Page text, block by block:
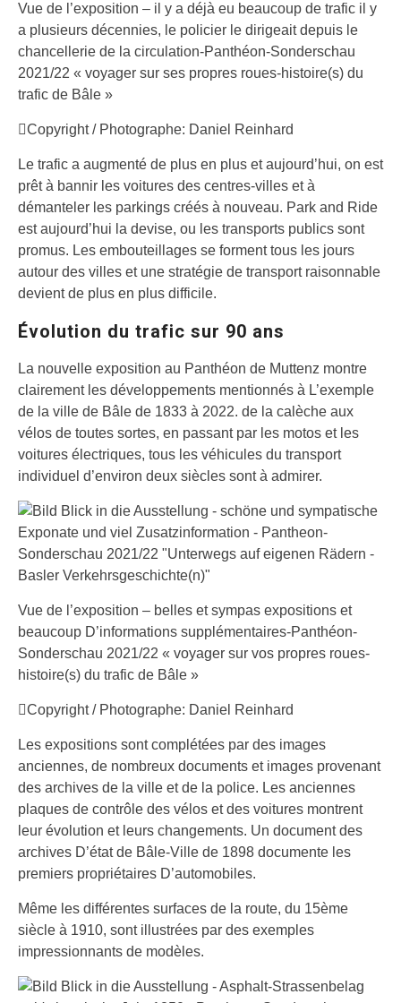
Vue de l’exposition – il y a déjà eu beaucoup de trafic il y
a plusieurs décennies, le policier le dirigeait depuis le
chancellerie de la circulation-Panthéon-Sonderschau
2021/22 « voyager sur ses propres roues-histoire(s) du
trafic de Bâle »
Copyright / Photographe: Daniel Reinhard
Le trafic a augmenté de plus en plus et aujourd’hui, on est
prêt à bannir les voitures des centres-villes et à
démanteler les parkings créés à nouveau. Park and Ride
est aujourd’hui la devise, ou les transports publics sont
promus. Les embouteillages se forment tous les jours
autour des villes et une stratégie de transport raisonnable
devient de plus en plus difficile.
Évolution du trafic sur 90 ans
La nouvelle exposition au Panthéon de Muttenz montre
clairement les développements mentionnés à L’exemple
de la ville de Bâle de 1833 à 2022. de la calèche aux
vélos de toutes sortes, en passant par les motos et les
voitures électriques, tous les véhicules du transport
individuel d’environ deux siècles sont à admirer.
Vue de l’exposition – belles et sympas expositions et
beaucoup D’informations supplémentaires-Panthéon-
Sonderschau 2021/22 « voyager sur vos propres roues-
histoire(s) du trafic de Bâle »
Copyright / Photographe: Daniel Reinhard
Les expositions sont complétées par des images
anciennes, de nombreux documents et images provenant
des archives de la ville et de la police. Les anciennes
plaques de contrôle des vélos et des voitures montrent
leur évolution et leurs changements. Un document des
archives D’état de Bâle-Ville de 1898 documente les
premiers propriétaires D’automobiles.
Même les différentes surfaces de la route, du 15ème
siècle à 1910, sont illustrées par des exemples
impressionnants de modèles.